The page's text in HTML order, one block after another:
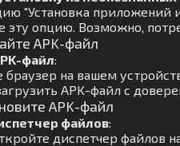
"Установка приложений
эту опцию. Возможно,
APK-файл
файл:
браузер на вашем
APK-файл с
APK-файл
файлов:
диспетчер файлов